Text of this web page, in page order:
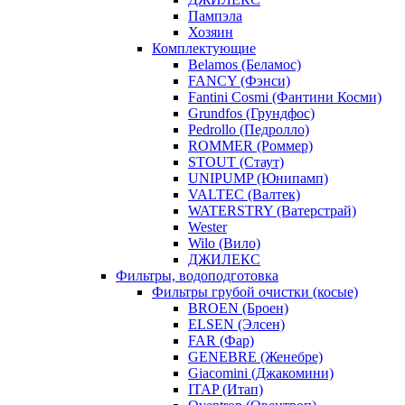
Пампэла
Хозяин
Комплектующие
Belamos (Беламос)
FANCY (Фэнси)
Fantini Cosmi (Фантини Косми)
Grundfos (Грундфос)
Pedrollo (Педролло)
ROMMER (Роммер)
STOUT (Стаут)
UNIPUMP (Юнипамп)
VALTEC (Валтек)
WATERSTRY (Ватерстрай)
Wester
Wilo (Вило)
ДЖИЛЕКС
Фильтры, водоподготовка
Фильтры грубой очистки (косые)
BROEN (Броен)
ELSEN (Элсен)
FAR (Фар)
GENEBRE (Женебре)
Giacomini (Джакомини)
ITAP (Итап)